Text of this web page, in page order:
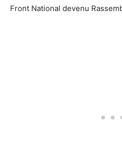
Front National devenu